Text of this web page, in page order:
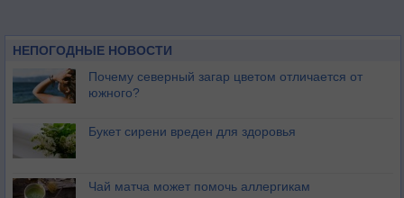
НЕПОГОДНЫЕ НОВОСТИ
Почему северный загар цветом отличается от
южного?
Букет сирени вреден для здоровья
Чай матча может помочь аллергикам